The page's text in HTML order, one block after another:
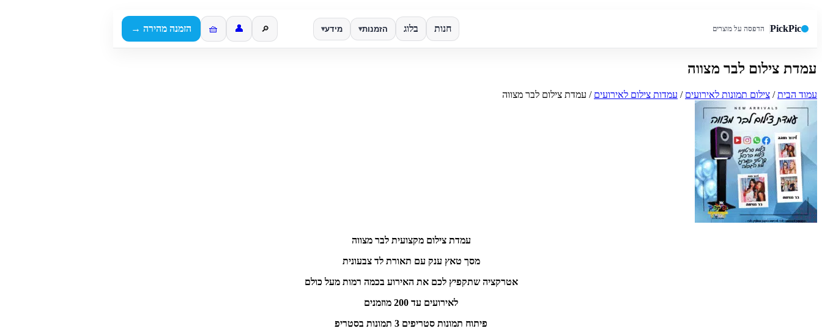
PickPic הדפסה על מוצרים חנות בלוג הזמנות▾ מידע▾
🔎
👤
🧺 הזמנה מהירה →
עמדת צילום לבר מצווה
עמוד הבית/ צילום תמונות לאירועים / עמדות צילום לאירועים / עמדת צילום לבר מצווה
עמדת צילום מקצועית לבר מצווה
מסך טאץ ענק עם תאורת לד צבעונית
אטרקציה שתקפיץ לכם את האירוע בכמה רמות מעל כולם
לאירועים עד 200 מוזמנים
פיתוח תמונות סטריפים 3 תמונות בסטריפ